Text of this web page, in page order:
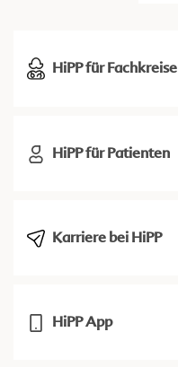
HiPP für Fachkreise
HiPP für Patienten
Karriere bei HiPP
HiPP App